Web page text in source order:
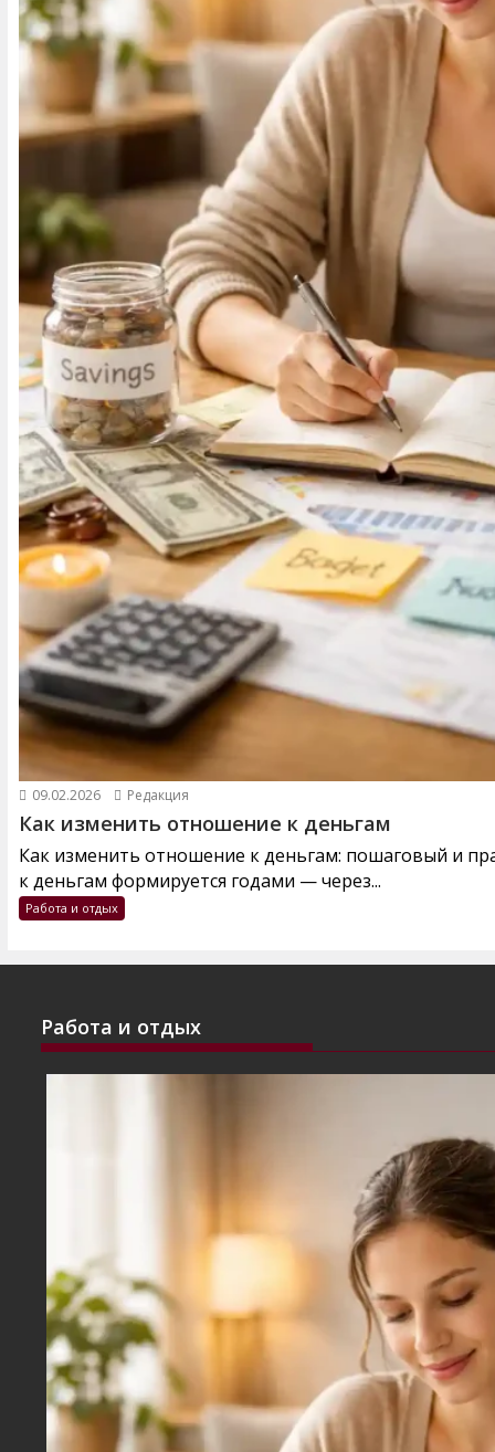
09.02.2026 Редакция
Как изменить отношение к деньгам
Как изменить отношение к деньгам: пошаговый и
к деньгам формируется годами — через...
Работа и отдых
Работа и отдых